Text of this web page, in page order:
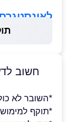
חשוב
*השובר לא
*תוקף למימוש